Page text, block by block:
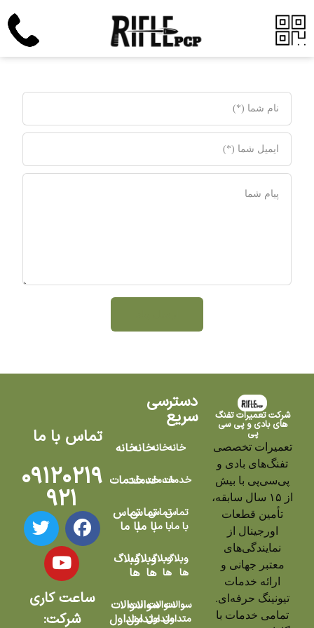
شرکت تعمیرات تفنگ
های بادی و پی سی
پی
تعمیرات تخصصی
تفنگ‌های بادی و
پی‌سی‌پی با بیش
از ۱۵ سال سابقه،
تأمین قطعات
اورجینال از
نمایندگی‌های
معتبر جهانی و
ارائه خدمات
تیونینگ حرفه‌ای.
تمامی خدمات با
دسترسی
سریع
خانه
خدمات
تماس
با ما
وبلاگ
ها
سوالات
متداول
خانه
خدمات
تماس
با ما
وبلاگ
ها
سوالات
متداول
خانه
خدمات
تماس
با ما
وبلاگ
ها
سوالات
متداول
خانه
خدمات
تماس
با ما
وبلاگ
ها
سوالات
متداول
تماس با ما
۰۹۱۲۰۲۱۹
۹۲۱
ساعت کاری
شرکت: